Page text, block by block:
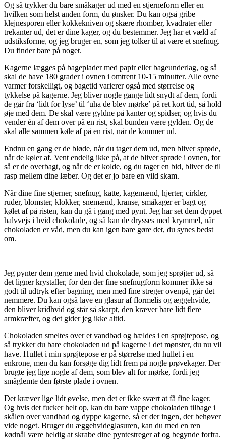
Og så trykker du bare småkager ud med en stjerneform eller en
hvilken som helst anden form, du ønsker. Du kan også gribe
klejnesporen eller kokkekniven og skære rhomber, kvadrater eller
trekanter ud, det er dine kager, og du bestemmer. Jeg har et væld af
udstiksforme, og jeg bruger en, som jeg tolker til at være et snefnug.
Du finder bare på noget.
Kagerne lægges på bageplader med papir eller bageunderlag, og så
skal de have 180 grader i ovnen i omtrent 10-15 minutter. Alle ovne
varmer forskelligt, og bagetid varierer også med størrelse og
tykkelse på kagerne. Jeg bliver nogle gange lidt snydt af dem, fordi
de går fra ‘lidt for lyse’ til ‘uha de blev mørke’ på ret kort tid, så hold
øje med dem. De skal være gyldne på kanter og spidser, og hvis du
vender én af dem over på en rist, skal bunden være gylden. Og de
skal alle sammen køle af på en rist, når de kommer ud.
Endnu en gang er de bløde, når du tager dem ud, men bliver sprøde,
når de køler af. Vent endelig ikke på, at de bliver sprøde i ovnen, for
så er de overbagt, og når de er kolde, og du tager en bid, bliver de til
rasp mellem dine læber. Og det er jo bare en vild skam.
Når dine fine stjerner, snefnug, katte, kagemænd, hjerter, cirkler,
ruder, blomster, klokker, snemænd, kranse, småkager er bagt og
kølet af på risten, kan du gå i gang med pynt. Jeg har set dem dyppet
halvvejs i hvid chokolade, og så kan de drysses med krymmel, når
chokoladen er våd, men du kan igen bare gøre det, du synes bedst
om.
Jeg pynter dem gerne med hvid chokolade, som jeg sprøjter ud, så
det ligner krystaller, for den der fine snefnugform kommer ikke så
godt til udtryk efter bagning, men med fine streger ovenpå, går det
nemmere. Du kan også lave en glasur af flormelis og æggehvide,
den bliver kridhvid og står så skarpt, den kræver bare lidt flere
armkræfter, og det gider jeg ikke altid.
Chokoladen smeltes over et vandbad og hældes i en sprøjtepose, og
så trykker du bare chokoladen ud på kagerne i det mønster, du nu vil
have. Hullet i min sprøjtepose er på størrelse med hullet i en
enkrone, men du kan forsøge dig lidt frem på nogle prøvekager. Der
brugte jeg lige nogle af dem, som blev alt for mørke, fordi jeg
småglemte den første plade i ovnen.
Det kræver lige lidt øvelse, men det er ikke svært at få fine kager.
Og hvis det fucker helt op, kan du bare vappe chokoladen tilbage i
skålen over vandbad og dyppe kagerne, så er der ingen, der behøver
vide noget. Bruger du æggehvideglasuren, kan du med en ren
kødnål være heldig at skrabe dine pyntestreger af og begynde forfra.